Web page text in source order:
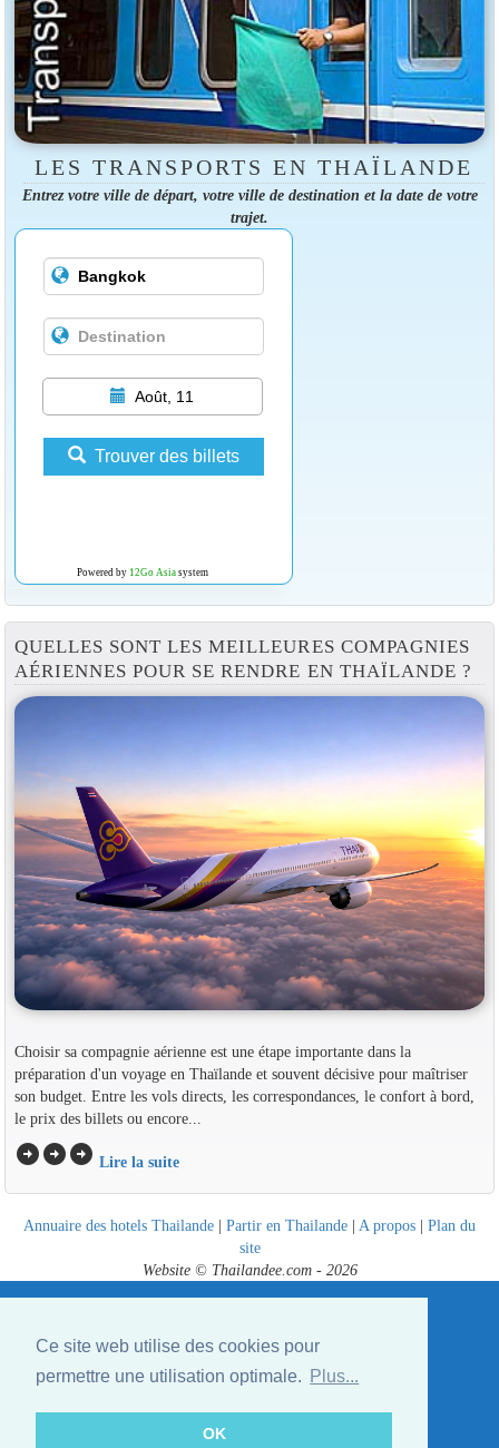
Ce site web utilise des cookies pour
permettre une utilisation optimale.
Plus...
OK
LES TRANSPORTS EN THAÏLANDE
Entrez votre ville de départ, votre ville de destination et la date de votre
trajet.
Août, 11
Trouver des billets
Powered by 12Go Asiasystem
QUELLES SONT LES MEILLEURES COMPAGNIES
AÉRIENNES POUR SE RENDRE EN THAÏLANDE ?
Choisir sa compagnie aérienne est une étape importante dans la
préparation d'un voyage en Thaïlande et souvent décisive pour maîtriser
son budget. Entre les vols directs, les correspondances, le confort à bord,
le prix des billets ou encore...
arrow_circle_rightarrow_circle_rightarrow_circle_right Lire la suite
Annuaire des hotels Thailande | Partir en Thailande | A propos | Plan du
site
Website © Thailandee.com - 2026